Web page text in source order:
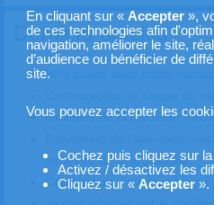
En cliquant sur « Accepter»,
de ces technologies afin
navigation, améliorer le site,
d’audience ou bénéficier de
site.
Vous pouvez accepter les
Cochez puis cliquez sur
Activez / désactivez les
Cliquez sur « Accepter».
Derniers articles
HPV positif avec frottis
Multiples de la médiane
trimestre de la grossesse
Congélation d'ovules et acné